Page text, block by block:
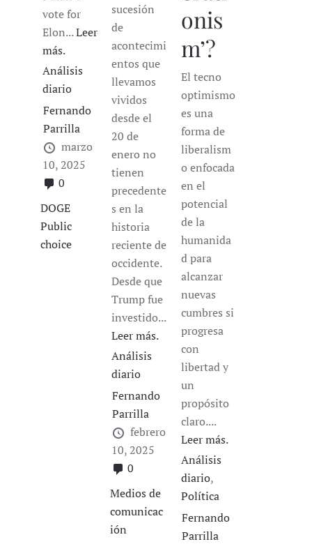
vote for
Elon...Leer
más.
Análisis
diario
Fernando
Parrilla
marzo
10, 2025
0
DOGE
Public
choice
sucesión
de
acontecimi
entos que
llevamos
vividos
desde el
20 de
enero no
tienen
precedente
s en la
historia
reciente de
occidente.
Desde que
Trump fue
investido...
Leer más.
Análisis
diario
Fernando
Parrilla
febrero
10, 2025
0
Medios de
comunicac
ión
onis
m’?
El tecno
optimismo
es una
forma de
liberalism
o enfocada
en el
potencial
de la
humanida
d para
alcanzar
nuevas
cumbres si
progresa
con
libertad y
un
propósito
claro....
Leer más.
Análisis
diario,
Política
Fernando
Parrilla